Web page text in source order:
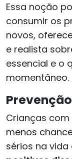
Essa noção
consumir os
novos,
e realista
essencial e o
momentâneo.
Crianças
menos
sérios na vida